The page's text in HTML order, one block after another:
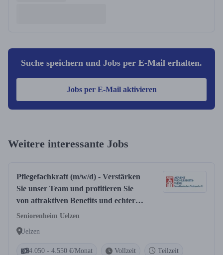
Suche speichern und Jobs per E-Mail erhalten.
Jobs per E-Mail aktivieren
Weitere interessante Jobs
Pflegefachkraft (m/w/d) - Verstärken
Sie unser Team und profitieren Sie
von attraktiven Benefits und echter
Wertschätzung!
Seniorenheim Uelzen
Uelzen
4.050 - 4.550 €/Monat Vollzeit Teilzeit